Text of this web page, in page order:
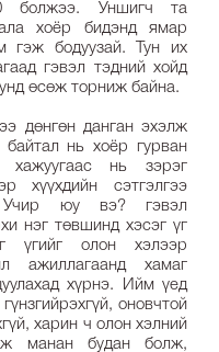
болжээ. Уншигч та
хоёр бидэнд ямар
гэж бодуузай. Тун их
гэвэл тэдний хойд
өсөж торниж байна.
дөнгөн данган эхэлж
байтал нь хоёр гурван
хажуугаас нь зэрэг
хүүхдийн сэтгэлгээ
Учир юу вэ? гэвэл
нэг төвшинд хэсэг үг
үгийг олон хэлээр
ажиллагаанд хамаг
хүрнэ. Ийм үед
оновчтой
харин ч олон хэлний
манан будан болж,